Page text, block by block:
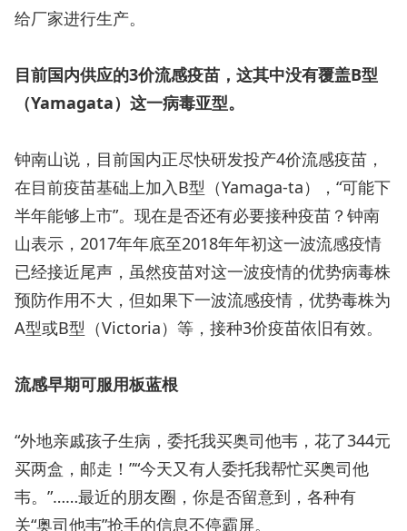
给厂家进行生产。
目前国内供应的3价流感疫苗，这其中没有覆盖B型
（Yamagata）这一病毒亚型。
钟南山说，目前国内正尽快研发投产4价流感疫苗，
在目前疫苗基础上加入B型（Yamaga-ta），“可能下
半年能够上市”。现在是否还有必要接种疫苗？钟南
山表示，2017年年底至2018年年初这一波流感疫情
已经接近尾声，虽然疫苗对这一波疫情的优势病毒株
预防作用不大，但如果下一波流感疫情，优势毒株为
A型或B型（Victoria）等，接种3价疫苗依旧有效。
流感早期可服用板蓝根
“外地亲戚孩子生病，委托我买奥司他韦，花了344元
买两盒，邮走！”“今天又有人委托我帮忙买奥司他
韦。”……最近的朋友圈，你是否留意到，各种有
关“奥司他韦”抢手的信息不停霸屏。